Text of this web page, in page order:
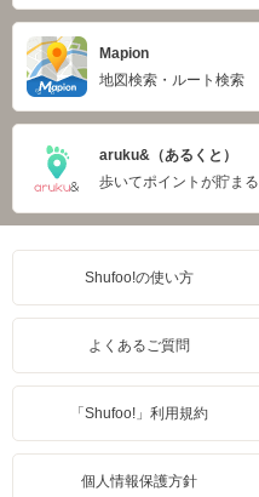
Mapion
地図検索・ルート検索
aruku&（あるくと）
歩いてポイントが貯まる
Shufoo!の使い方
よくあるご質問
「Shufoo!」利用規約
個人情報保護方針